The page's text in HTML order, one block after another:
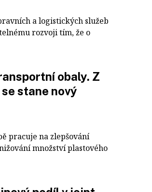
a logistických služeb
rozvoji tím, že o
obaly. Z
stane nový
pracuje na zlepšování
množství plastového